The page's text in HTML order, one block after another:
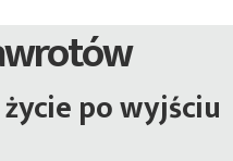
po wyjściu